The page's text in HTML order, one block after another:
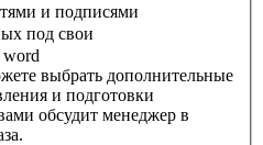
и подписями
под свои
word
выбрать дополнительные